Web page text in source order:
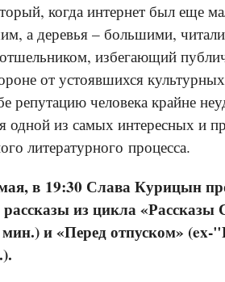
когда интернет был еще
а деревья – большими,
избегающий
от устоявшихся
репутацию человека крайне
одной из самых интересных и
литературного процесса.
в 19:30 Слава Курицын
из цикла «Рассказы
и «Перед отпуском» (ex-